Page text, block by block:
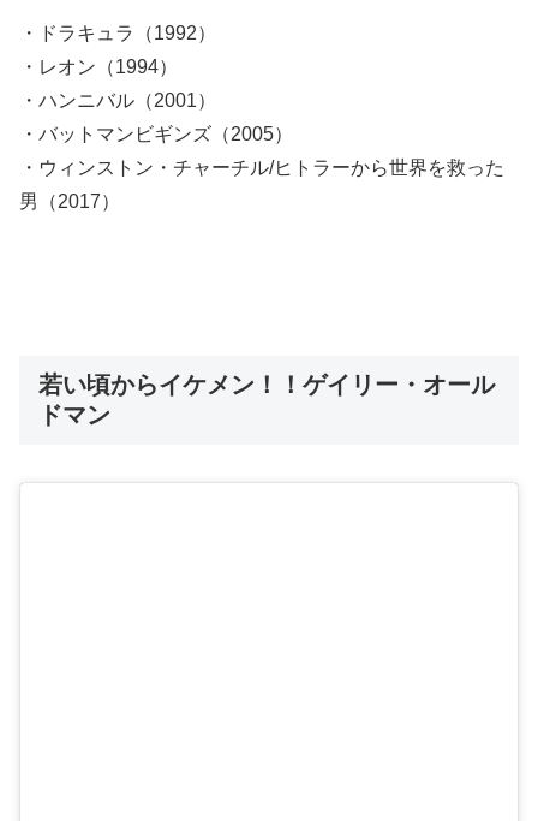
・ドラキュラ（1992）
・レオン（1994）
・ハンニバル（2001）
・バットマンビギンズ（2005）
・ウィンストン・チャーチル/ヒトラーから世界を救った
男（2017）
若い頃からイケメン！！ゲイリー・オール
ドマン